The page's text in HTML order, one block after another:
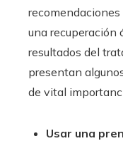
una recuperación
resultados del
presentan
de vital
Usar una